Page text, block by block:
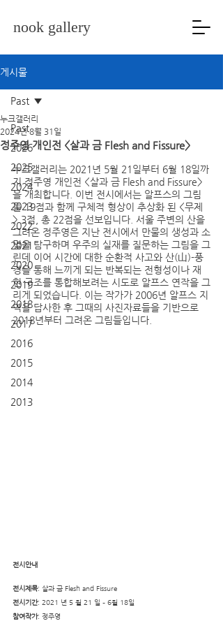
nook gallery
게시물
Past
2026
2025
2024
2023
2022
2021
2020
2019
2018
2017
2016
2015
2014
2013
Past
정주영 개인전 <살과 금 Flesh and Fissure>
누크갤러리
2024년 8월 31일
누크갤러리는 2021년 5월 21일부터 6월 18일까
지 정주영 개인전 <살과 금 Flesh and Fissure>
을 개최합니다. 이번 전시에서는 알프스의 그림
들 19점과 함께 구체적 형상이 추상화 된 <무제
> 3점, 총 22점을 선보입니다. 서울 주변의 산을
그려온 정주영은 지난 전시에서 만물의 생성과 소
멸을 탐구하며 우주의 실재를 질문하는 그림을 그
린데 이어 시간에 대한 순환적 사고와 산(山)-풍
경을 통해 느끼게 되는 반복되는 전형성이나 재
현 구조를 통합해보려는 시도로 알프스 연작을 그
리게 되었습니다. 이는 작가가 2006년 알프스 지
역을 답사한 후 그때의 사진자료들을 기반으로
2018년부터 그려온 그림들입니다.
전시안내
전시제목: 살과 금 Flesh and Fissure
전시기간: 2021 년 5 월 21 일 – 6월 18일
참여작가: 정주영